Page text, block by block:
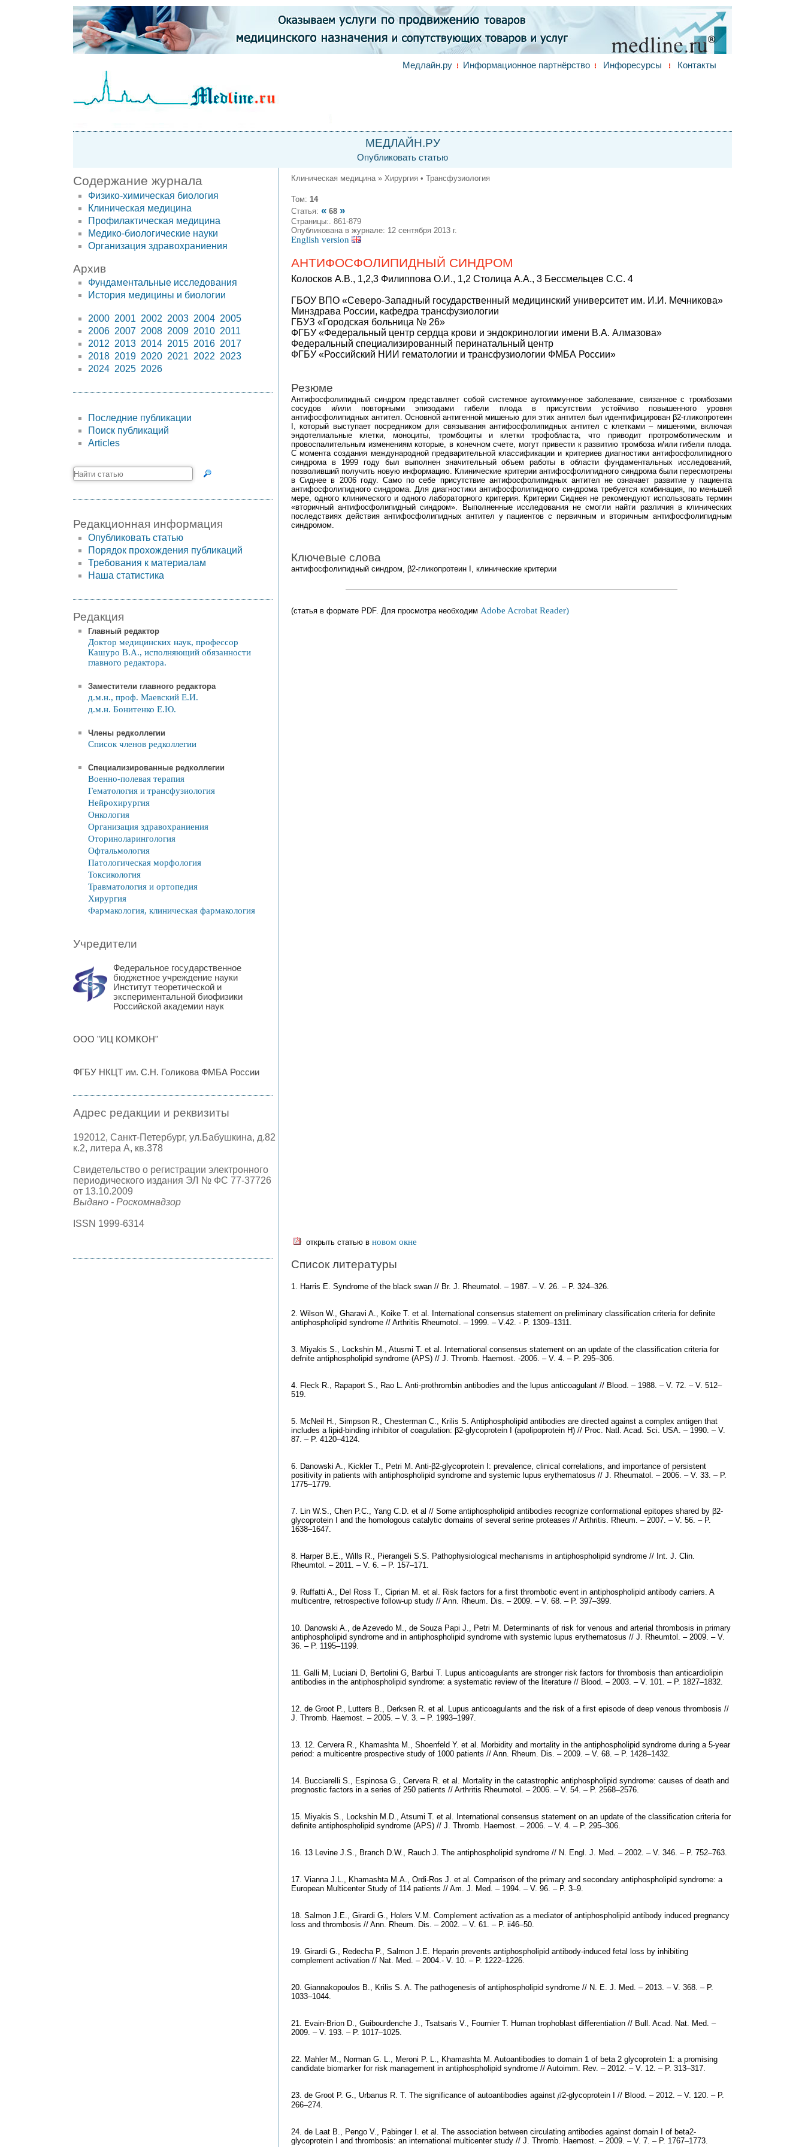
Медлайн.ру Информационное партнёрство Инфоресурсы Контакты
МЕДЛАЙН.РУ
Опубликовать статью
Содержание журнала
Физико-химическая биология
Клиническая медицина
Профилактическая медицина
Медико-биологические науки
Организация здравохраниения
Архив
Фундаментальные исследования
История медицины и биологии
2000 2001 2002 2003 2004 2005
2006 2007 2008 2009 2010 2011
2012 2013 2014 2015 2016 2017
2018 2019 2020 2021 2022 2023
2024 2025 2026
Последние публикации
Поиск публикаций
Articles
Редакционная информация
Опубликовать статью
Порядок прохождения публикаций
Требования к материалам
Наша статистика
Редакция
Главный редактор
Доктор медицинских наук, профессор
Кашуро В.А., исполняющий обязанности
главного редактора.
Заместители главного редактора
д.м.н., проф. Маевский Е.И.
д.м.н. Бонитенко Е.Ю.
Члены редколлегии
Список членов редколлегии
Специализированные редколлегии
Военно-полевая терапия
Гематология и трансфузиология
Нейрохирургия
Онкология
Организация здравохраниения
Оториноларингология
Офтальмология
Патологическая морфология
Токсикология
Травматология и ортопедия
Хирургия
Фармакология, клиническая фармакология
Учредители
Федеральное государственное
бюджетное учреждение науки
Институт теоретической и
экспериментальной биофизики
Российской академии наук
ООО "ИЦ КОМКОН"
ФГБУ НКЦТ им. С.Н. Голикова ФМБА России
Адрес редакции и реквизиты
192012, Санкт-Петербург, ул.Бабушкина, д.82
к.2, литера А, кв.378
Свидетельство о регистрации электронного
периодического издания ЭЛ № ФС 77-37726
от 13.10.2009
Выдано - Роскомнадзор
ISSN 1999-6314
Клиническая медицина » Хирургия • Трансфузиология
Том: 14
Статья: « 68 »
Страницы:. 861-879
Опубликована в журнале: 12 сентября 2013 г.
English version
АНТИФОСФОЛИПИДНЫЙ СИНДРОМ
Колосков А.В., 1,2,3 Филиппова О.И., 1,2 Столица А.А., 3 Бессмельцев С.С. 4
ГБОУ ВПО «Северо-Западный государственный медицинский университет им. И.И. Мечникова»
Минздрава России, кафедра трансфузиологии
ГБУЗ «Городская больница № 26»
ФГБУ «Федеральный центр сердца крови и эндокринологии имени В.А. Алмазова»
Федеральный специализированный перинатальный центр
ФГБУ «Российский НИИ гематологии и трансфузиологии ФМБА России»
Резюме
Антифосфолипидный синдром представляет собой системное аутоиммунное заболевание, связанное с тромбозами
сосудов и/или повторными эпизодами гибели плода в присутствии устойчиво повышенного уровня
антифосфолипидных антител. Основной антигенной мишенью для этих антител был идентифицирован β2-гликопротеин
I, который выступает посредником для связывания антифосфолипидных антител с клетками – мишенями, включая
эндотелиальные клетки, моноциты, тромбоциты и клетки трофобласта, что приводит протромботическим и
провоспалительным изменениям которые, в конечном счете, могут привести к развитию тромбоза и/или гибели плода.
С момента создания международной предварительной классификации и критериев диагностики антифосфолипидного
синдрома в 1999 году был выполнен значительный объем работы в области фундаментальных исследований,
позволивший получить новую информацию. Клинические критерии антифосфолипидного синдрома были пересмотрены
в Сиднее в 2006 году. Само по себе присутствие антифосфолипидных антител не означает развитие у пациента
антифосфолипидного синдрома. Для диагностики антифосфолипидного синдрома требуется комбинация, по меньшей
мере, одного клинического и одного лабораторного критерия. Критерии Сиднея не рекомендуют использовать термин
«вторичный антифосфолипидный синдром». Выполненные исследования не смогли найти различия в клинических
последствиях действия антифосфолипидных антител у пациентов с первичным и вторичным антифосфолипидным
синдромом.
Ключевые слова
антифосфолипидный синдром, β2-гликопротеин I, клинические критерии
(статья в формате PDF. Для просмотра необходим Adobe Acrobat Reader)
открыть статью в новом окне
Список литературы
1. Harris E. Syndrome of the black swan // Br. J. Rheumatol. – 1987. – V. 26. – P. 324–326.
2. Wilson W., Gharavi A., Koike T. et al. International consensus statement on preliminary classification criteria for definite
antiphospholipid syndrome // Arthritis Rheumotol. – 1999. – V.42. - P. 1309–1311.
3. Miyakis S., Lockshin M., Atusmi T. et al. International consensus statement on an update of the classification criteria for
defnite antiphospholipid syndrome (APS) // J. Thromb. Haemost. -2006. – V. 4. – P. 295–306.
4. Fleck R., Rapaport S., Rao L. Anti-prothrombin antibodies and the lupus anticoagulant // Blood. – 1988. – V. 72. – V. 512–
519.
5. McNeil H., Simpson R., Chesterman C., Krilis S. Antiphospholipid antibodies are directed against a complex antigen that
includes a lipid-binding inhibitor of coagulation: β2-glycoprotein I (apolipoprotein H) // Proc. Natl. Acad. Sci. USA. – 1990. – V.
87. – P. 4120–4124.
6. Danowski A., Kickler T., Petri M. Anti-β2-glycoprotein I: prevalence, clinical correlations, and importance of persistent
positivity in patients with antiphospholipid syndrome and systemic lupus erythematosus // J. Rheumatol. – 2006. – V. 33. – P.
1775–1779.
7. Lin W.S., Chen P.C., Yang C.D. et al // Some antiphospholipid antibodies recognize conformational epitopes shared by β2-
glycoprotein I and the homologous catalytic domains of several serine proteases // Arthritis. Rheum. – 2007. – V. 56. – P.
1638–1647.
8. Harper B.E., Wills R., Pierangeli S.S. Pathophysiological mechanisms in antiphospholipid syndrome // Int. J. Clin.
Rheumtol. – 2011. – V. 6. – P. 157–171.
9. Ruffatti A., Del Ross T., Ciprian M. et al. Risk factors for a first thrombotic event in antiphospholipid antibody carriers. A
multicentre, retrospective follow-up study // Ann. Rheum. Dis. – 2009. – V. 68. – P. 397–399.
10. Danowski A., de Azevedo M., de Souza Papi J., Petri M. Determinants of risk for venous and arterial thrombosis in primary
antiphospholipid syndrome and in antiphospholipid syndrome with systemic lupus erythematosus // J. Rheumtol. – 2009. – V.
36. – P. 1195–1199.
11. Galli M, Luciani D, Bertolini G, Barbui T. Lupus anticoagulants are stronger risk factors for thrombosis than anticardiolipin
antibodies in the antiphospholipid syndrome: a systematic review of the literature // Blood. – 2003. – V. 101. – P. 1827–1832.
12. de Groot P., Lutters B., Derksen R. et al. Lupus anticoagulants and the risk of a first episode of deep venous thrombosis //
J. Thromb. Haemost. – 2005. – V. 3. – P. 1993–1997.
13. 12. Cervera R., Khamashta M., Shoenfeld Y. et al. Morbidity and mortality in the antiphospholipid syndrome during a 5-year
period: a multicentre prospective study of 1000 patients // Ann. Rheum. Dis. – 2009. – V. 68. – P. 1428–1432.
14. Bucciarelli S., Espinosa G., Cervera R. et al. Mortality in the catastrophic antiphospholipid syndrome: causes of death and
prognostic factors in a series of 250 patients // Arthritis Rheumotol. – 2006. – V. 54. – P. 2568–2576.
15. Miyakis S., Lockshin M.D., Atsumi T. et al. International consensus statement on an update of the classification criteria for
definite antiphospholipid syndrome (APS) // J. Thromb. Haemost. – 2006. – V. 4. – P. 295–306.
16. 13 Levine J.S., Branch D.W., Rauch J. The antiphospholipid syndrome // N. Engl. J. Med. – 2002. – V. 346. – P. 752–763.
17. Vianna J.L., Khamashta M.A., Ordi-Ros J. et al. Comparison of the primary and secondary antiphospholipid syndrome: a
European Multicenter Study of 114 patients // Am. J. Med. – 1994. – V. 96. – P. 3–9.
18. Salmon J.E., Girardi G., Holers V.M. Complement activation as a mediator of antiphospholipid antibody induced pregnancy
loss and thrombosis // Ann. Rheum. Dis. – 2002. – V. 61. – P. ii46–50.
19. Girardi G., Redecha P., Salmon J.E. Heparin prevents antiphospholipid antibody-induced fetal loss by inhibiting
complement activation // Nat. Med. – 2004.- V. 10. – P. 1222–1226.
20. Giannakopoulos B., Krilis S. A. The pathogenesis of antiphospholipid syndrome // N. E. J. Med. – 2013. – V. 368. – P.
1033–1044.
21. Evain-Brion D., Guibourdenche J., Tsatsaris V., Fournier T. Human trophoblast differentiation // Bull. Acad. Nat. Med. –
2009. – V. 193. – P. 1017–1025.
22. Mahler M., Norman G. L., Meroni P. L., Khamashta M. Autoantibodies to domain 1 of beta 2 glycoprotein 1: a promising
candidate biomarker for risk management in antiphospholipid syndrome // Autoimm. Rev. – 2012. – V. 12. – P. 313–317.
23. de Groot P. G., Urbanus R. T. The significance of autoantibodies against 𝛽2-glycoprotein I // Blood. – 2012. – V. 120. – P.
266–274.
24. de Laat B., Pengo V., Pabinger I. et al. The association between circulating antibodies against domain I of beta2-
glycoprotein I and thrombosis: an international multicenter study // J. Thromb. Haemost. – 2009. – V. 7. – P. 1767–1773.